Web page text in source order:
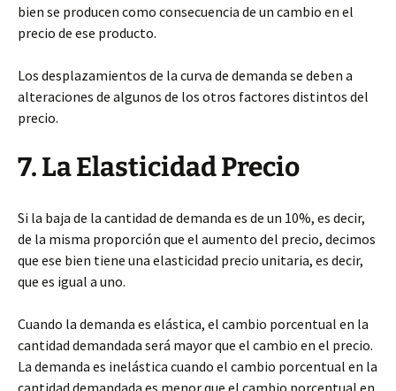
bien se producen como consecuencia de un cambio en el
precio de ese producto.
Los desplazamientos de la curva de demanda se deben a
alteraciones de algunos de los otros factores distintos del
precio.
7. La Elasticidad Precio
Si la baja de la cantidad de demanda es de un 10%, es decir,
de la misma proporción que el aumento del precio, decimos
que ese bien tiene una elasticidad precio unitaria, es decir,
que es igual a uno.
Cuando la demanda es elástica, el cambio porcentual en la
cantidad demandada será mayor que el cambio en el precio.
La demanda es inelástica cuando el cambio porcentual en la
cantidad demandada es menor que el cambio porcentual en